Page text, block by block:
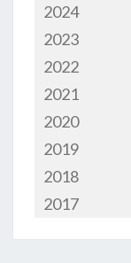
2024
2023
2022
2021
2020
2019
2018
2017